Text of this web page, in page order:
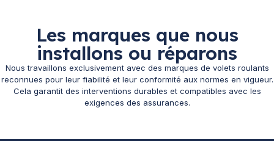
Les marques que nous
installons ou réparons
Nous travaillons exclusivement avec des marques de volets roulants
reconnues pour leur fiabilité et leur conformité aux normes en vigueur.
Cela garantit des interventions durables et compatibles avec les
exigences des assurances.